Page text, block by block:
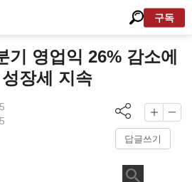
구독
기 영업익 26% 감소에
장세 지속
답글쓰기